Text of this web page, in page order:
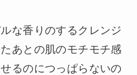
な香りのするクレンジ
あとの肌のモチモチ感
るのにつっぱらないの